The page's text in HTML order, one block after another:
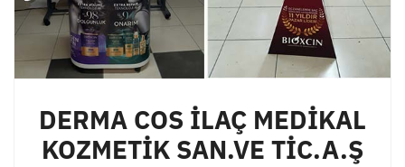
DERMA COS İLAÇ MEDİKAL
KOZMETİK SAN.VE TİC.A.Ş